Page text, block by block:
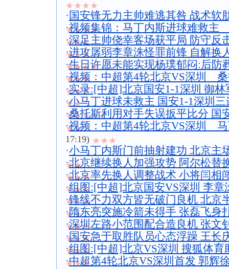
★★★★
· 国安锋无力主帅难逃其咎 战术软
★★★★
·视频集锦：马丁内斯进球难救主
★★★
·深足主帅侥幸客场获平局 防守反
★★★
·进攻孱弱李章洙怪罪前锋 自解换
★★★★
·生日许愿未能实现杨璞郁闷:后防
★★★
·视频：中超第4轮北京VS深圳
★★★
·实录:[中超]北京国安1-1深圳 御林
★★
·小马丁进球未救主 国安1-1深圳三
★★★★★
·桑托斯利用对手失误扳平比分 国
★★
·视频：中超第4轮北京VS深圳
17:19) ★★★
·小马丁内斯门前抽射建功 北京主
★★
·北京继续换人加强攻势 阿尔松替
★★★
·北京率先换人调整战术 小将闫相
★★★
·组图:[中超]北京国安VS深圳 李章
★★★
·锋线不力双方皆无破门良机 北京
★★
·隋东亮突施冷箭未得手 张磊飞身
★★★
·深圳左路小范围配合造良机 张文
★★★
·国安急于取胜队员心态浮躁 王长
★★★
·组图:[中超]北京VS深圳 搜狐体育
★★★
·中超第4轮北京VS深圳首发 郭辉